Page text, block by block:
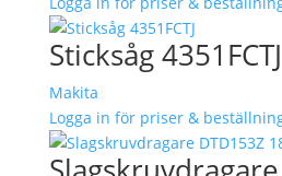
Sticksåg 4351FCTJ
Makita
Logga in för priser &